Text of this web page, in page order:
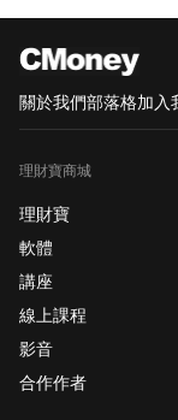
關於我們部落格加入
理財寶商城
理財寶
軟體
講座
線上課程
影音
合作作者